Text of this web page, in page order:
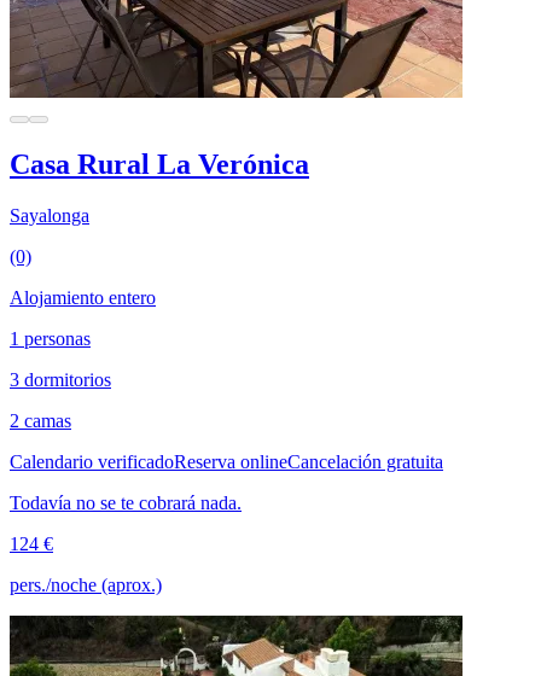
Casa Rural La Verónica
Sayalonga
(0)
Alojamiento entero
1 personas
3 dormitorios
2 camas
Calendario verificadoReserva onlineCancelación gratuita
Todavía no se te cobrará nada.
124 €
pers./noche (aprox.)